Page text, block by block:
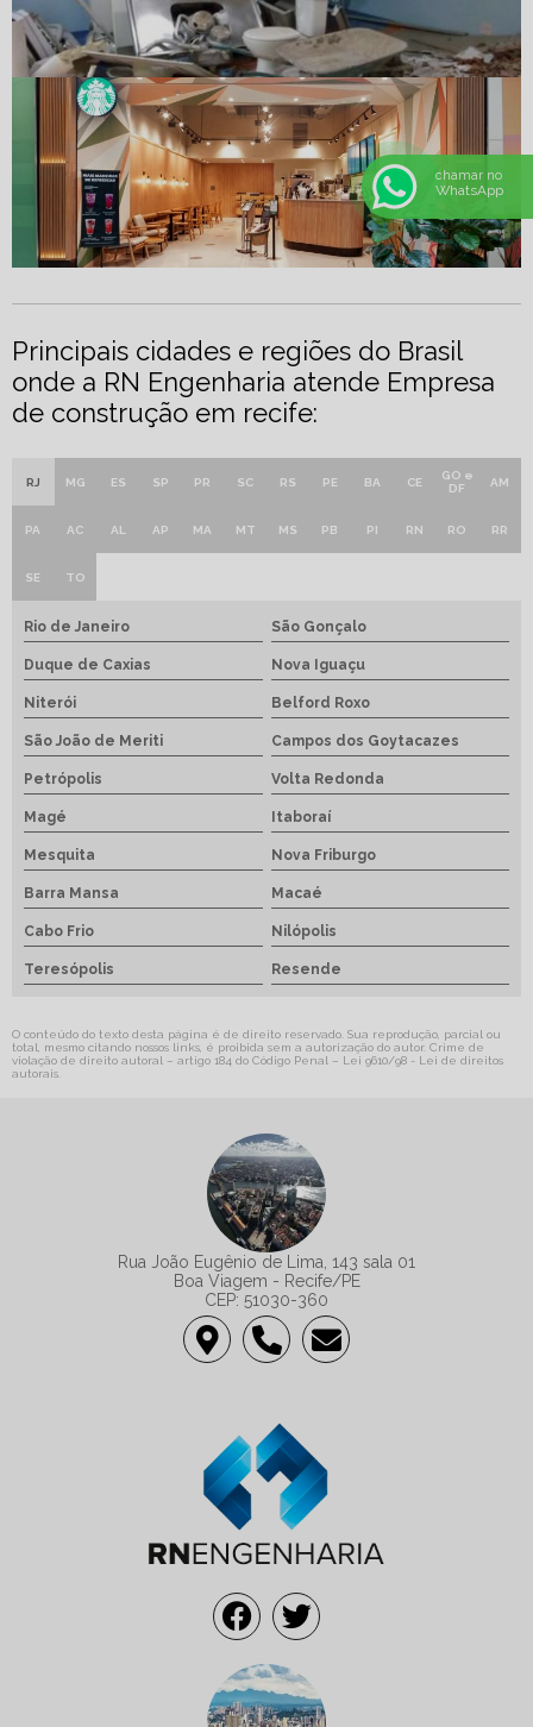
Principais cidades e regiões do Brasil
onde a RN Engenharia atende Empresa
de construção em recife:
RJ MG ES SP PR SC RS PE BA CE
GO e
DF
AM
PA AC AL AP MA MT MS PB PI RN RO RR
SE TO
Rio de Janeiro São Gonçalo
Duque de Caxias Nova Iguaçu
Niterói Belford Roxo
São João de Meriti Campos dos Goytacazes
Petrópolis Volta Redonda
Magé Itaboraí
Mesquita Nova Friburgo
Barra Mansa Macaé
Cabo Frio Nilópolis
Teresópolis Resende
O conteúdo do texto desta página é de direito reservado. Sua reprodução, parcial ou
total, mesmo citando nossos links, é proibida sem a autorização do autor. Crime de
violação de direito autoral – artigo 184 do Código Penal – Lei 9610/98 - Lei de direitos
autorais
Rua João Eugênio de Lima, 143 sala 01
Boa Viagem - Recife/PE
CEP: 51030-360
chamar no
WhatsApp